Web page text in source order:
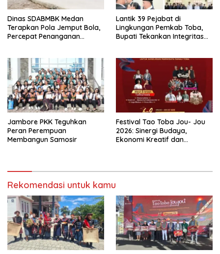
Dinas SDABMBK Medan
Terapkan Pola Jemput Bola,
Percepat Penanganan
Lantik 39 Pejabat di
Lingkungan Pemkab Toba,
Bupati Tekankan Integritas
Jambore PKK Teguhkan
Peran Perempuan
Membangun Samosir
Festival Tao Toba Jou- Jou
2026: Sinergi Budaya,
Ekonomi Kreatif dan
Rekomendasi untuk kamu